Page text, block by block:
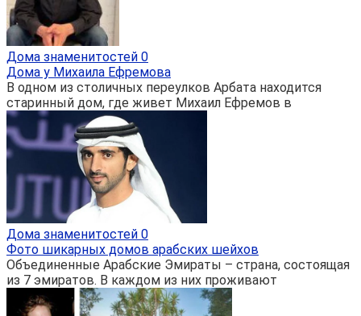
Дома знаменитостей 0
Дома у Михаила Ефремова
В одном из столичных переулков Арбата находится
старинный дом, где живет Михаил Ефремов в
Дома знаменитостей 0
Фото шикарных домов арабских шейхов
Объединенные Арабские Эмираты – страна, состоящая
из 7 эмиратов. В каждом из них проживают